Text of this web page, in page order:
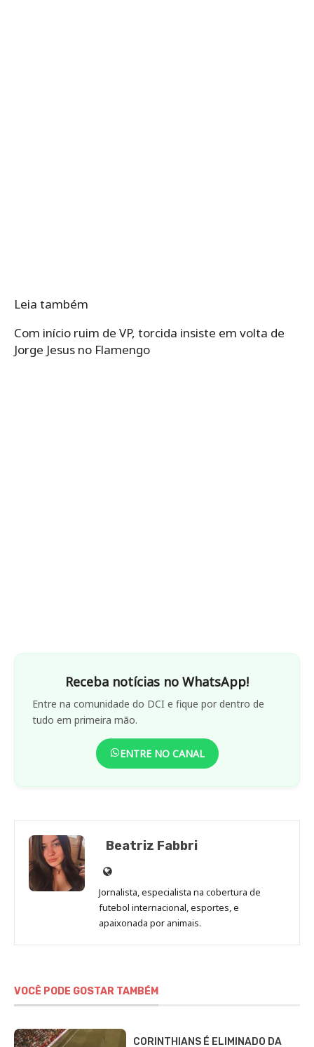
Leia também
Com início ruim de VP, torcida insiste em volta de
Jorge Jesus no Flamengo
Receba notícias no WhatsApp!
Entre na comunidade do DCI e fique por dentro de
tudo em primeira mão.
ENTRE NO CANAL
Beatriz Fabbri
Site
de
Beatriz
Fabbri
Jornalista, especialista na cobertura de
futebol internacional, esportes, e
apaixonada por animais.
VOCÊ PODE GOSTAR TAMBÉM
CORINTHIANS É ELIMINADO DA